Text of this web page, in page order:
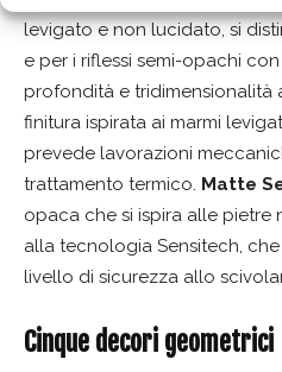
levigato e non lucidato, si
e per i riflessi semi-opachi
profondità e tridimensionalità
finitura ispirata ai marmi
prevede lavorazioni
trattamento termico. Matte
opaca che si ispira alle pietre
alla tecnologia Sensitech,
livello di sicurezza allo
Cinque decori geometrici